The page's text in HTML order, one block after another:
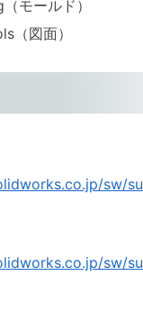
モールド）
（図面）
sw/
sw/